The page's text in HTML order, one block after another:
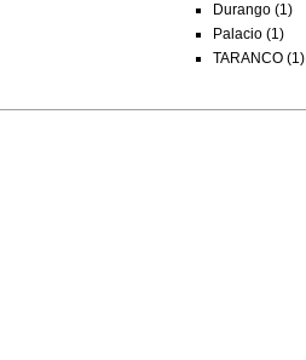
Durango (1)
Palacio (1)
TARANCO (1)